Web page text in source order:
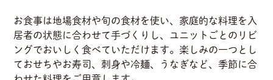
お食事は地場食材や旬の食材を使い、家庭的な料理を入
居者の状態に合わせて手づくりし、ユニットごとのリビ
ングでおいしく食べていただけます。楽しみの一つとし
ておせちやお寿司、刺身や冷麺、うなぎなど、季節に合